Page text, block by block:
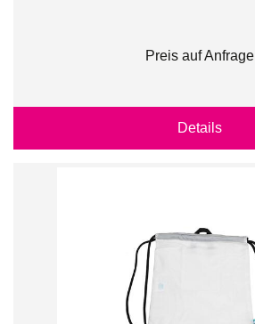
Preis auf Anfrage
Details